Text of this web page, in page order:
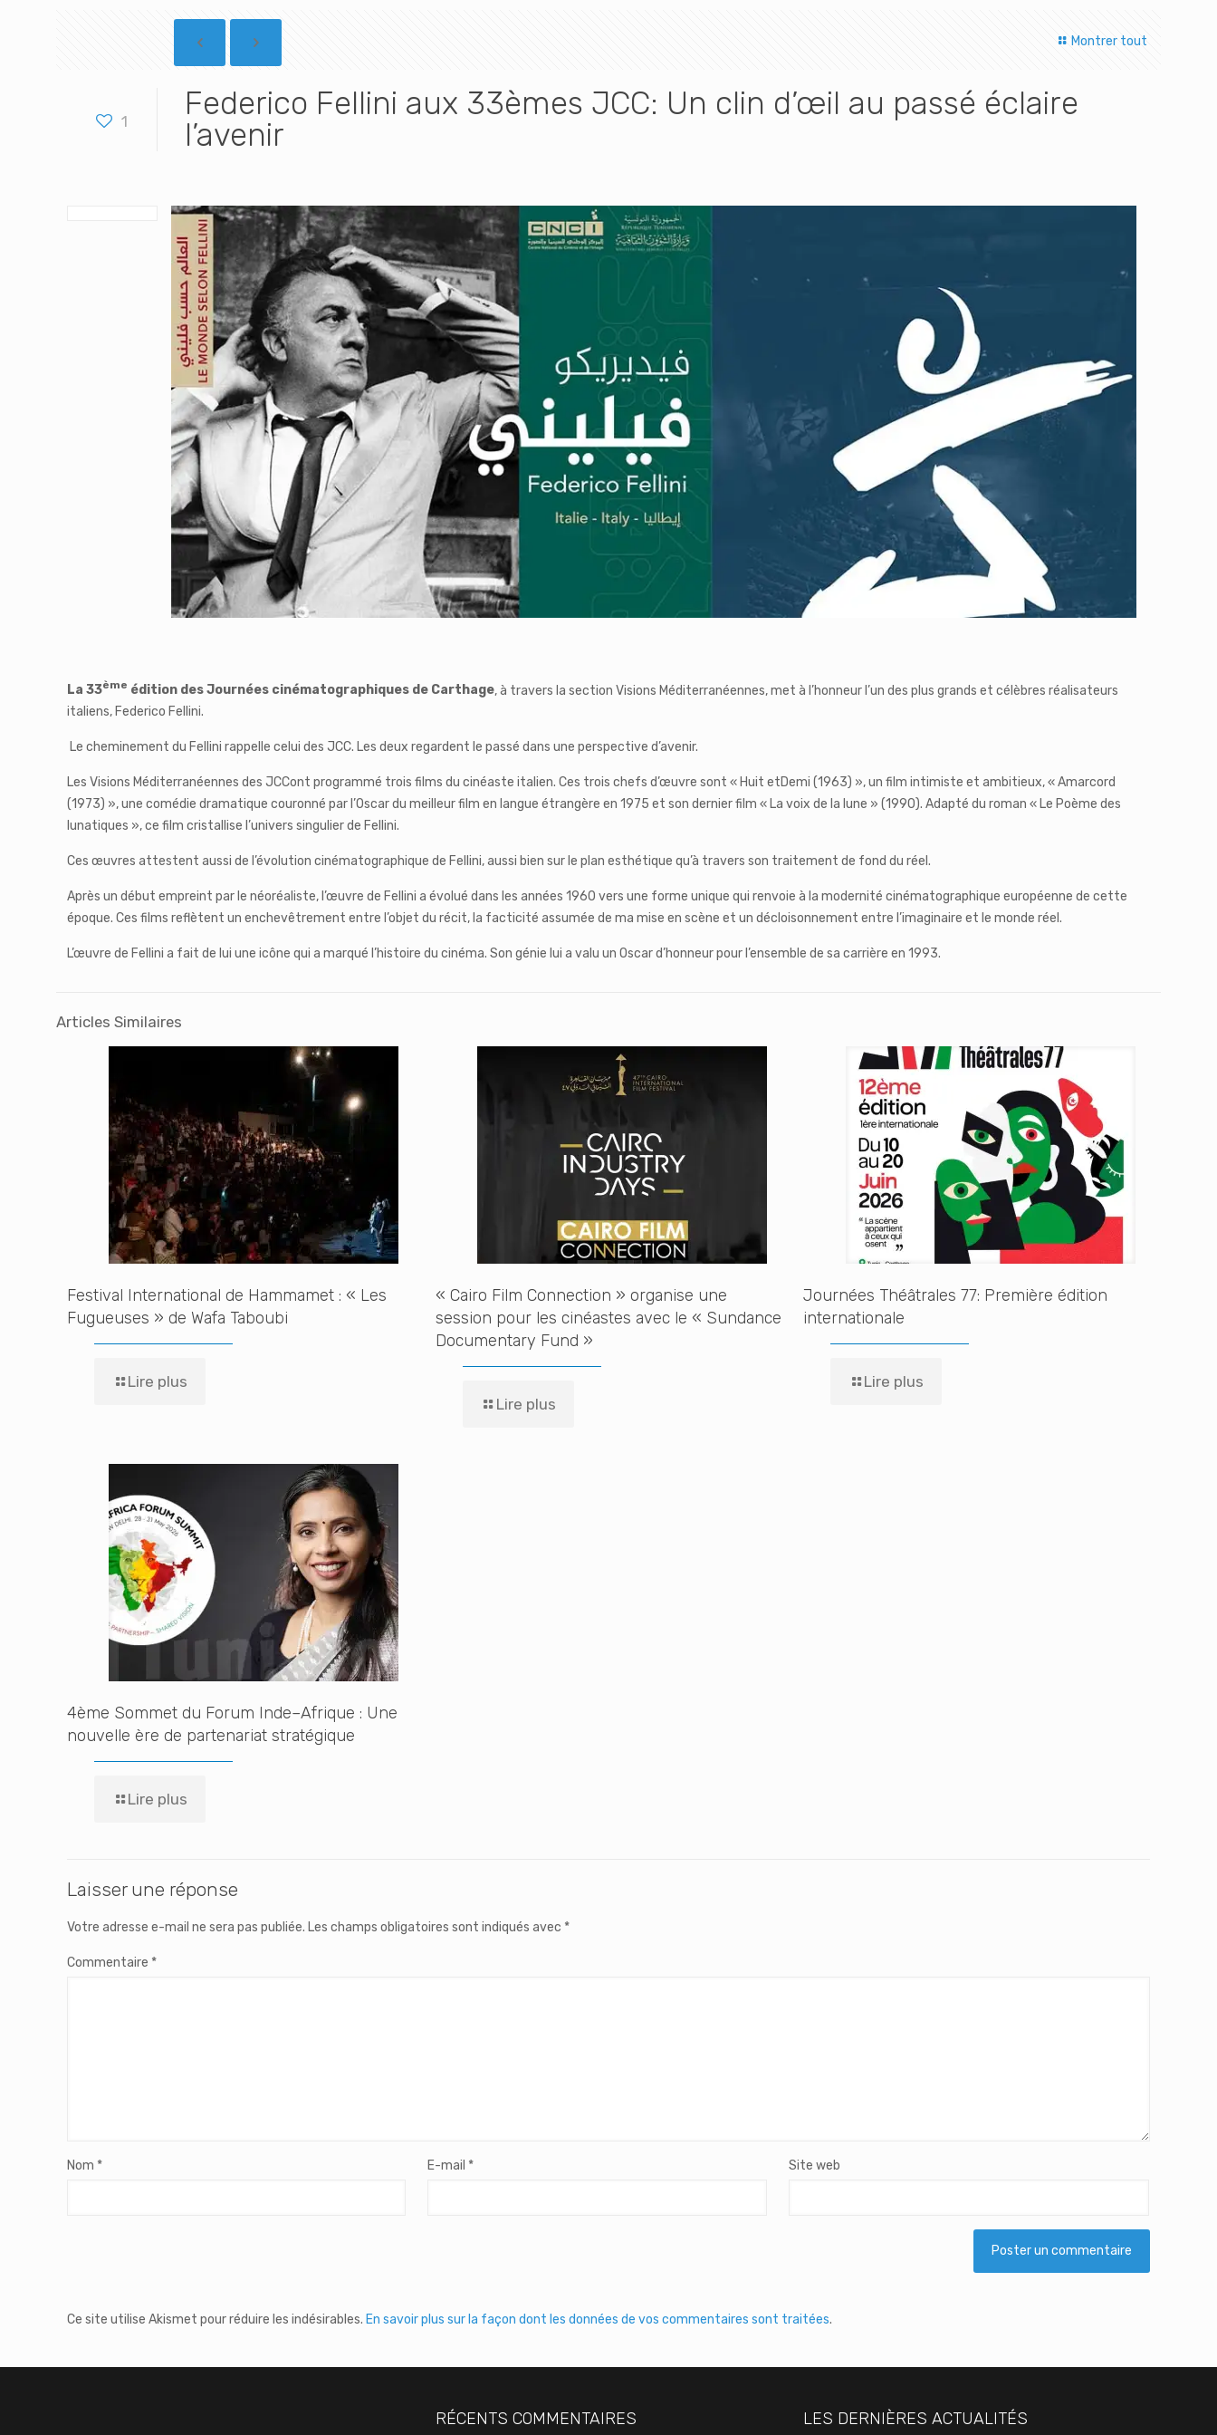
Montrer tout
1
Federico Fellini aux 33èmes JCC: Un clin d’œil au passé éclaire
l’avenir
La 33ème édition des Journées cinématographiques de Carthage, à travers la section Visions Méditerranéennes, met à l’honneur l’un des plus grands et célèbres réalisateurs
italiens, Federico Fellini.
Le cheminement du Fellini rappelle celui des JCC. Les deux regardent le passé dans une perspective d’avenir.
Les Visions Méditerranéennes des JCCont programmé trois films du cinéaste italien. Ces trois chefs d’œuvre sont « Huit etDemi (1963) », un film intimiste et ambitieux, « Amarcord
(1973) », une comédie dramatique couronné par l’Oscar du meilleur film en langue étrangère en 1975 et son dernier film « La voix de la lune » (1990). Adapté du roman « Le Poème des
lunatiques », ce film cristallise l’univers singulier de Fellini.
Ces œuvres attestent aussi de l’évolution cinématographique de Fellini, aussi bien sur le plan esthétique qu’à travers son traitement de fond du réel.
Après un début empreint par le néoréaliste, l’œuvre de Fellini a évolué dans les années 1960 vers une forme unique qui renvoie à la modernité cinématographique européenne de cette
époque. Ces films reflètent un enchevêtrement entre l’objet du récit, la facticité assumée de ma mise en scène et un décloisonnement entre l’imaginaire et le monde réel.
L’œuvre de Fellini a fait de lui une icône qui a marqué l’histoire du cinéma. Son génie lui a valu un Oscar d’honneur pour l’ensemble de sa carrière en 1993.
Articles Similaires
Festival International de Hammamet : « Les
Fugueuses » de Wafa Taboubi
Lire plus
« Cairo Film Connection » organise une
session pour les cinéastes avec le « Sundance
Documentary Fund »
Lire plus
Journées Théâtrales 77: Première édition
internationale
Lire plus
4ème Sommet du Forum Inde–Afrique : Une
nouvelle ère de partenariat stratégique
Lire plus
Laisser une réponse
Votre adresse e-mail ne sera pas publiée. Les champs obligatoires sont indiqués avec *
Commentaire *
Nom * E-mail * Site web
Ce site utilise Akismet pour réduire les indésirables. En savoir plus sur la façon dont les données de vos commentaires sont traitées.
RÉCENTS COMMENTAIRES LES DERNIÈRES ACTUALITÉS